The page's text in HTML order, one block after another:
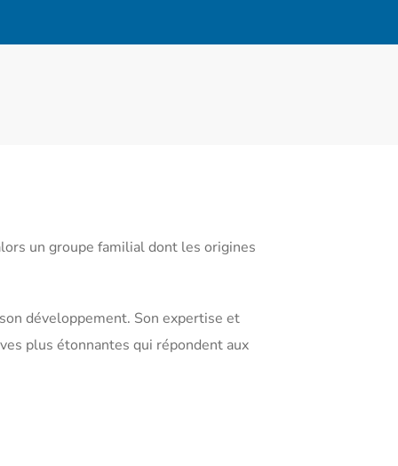
un groupe familial dont les origines
développement. Son expertise et
plus étonnantes qui répondent aux